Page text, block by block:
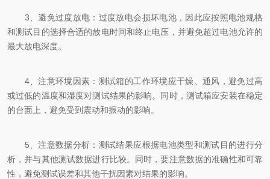
3、避免过度放电：过度放电会损坏电池，因此应按照电池规格
和测试目的选择合适的放电时间和终止电压，并避免超过电池允许的
最大放电深度。
4、注意环境因素：测试箱的工作环境应干燥、通风，避免过高
或过低的温度和湿度对测试结果的影响。同时，测试箱应安装在稳定
的台面上，避免受到震动和振动的影响。
5、注意数据分析：测试结果应根据电池类型和测试目的进行分
析，并与其他测试数据进行比较。同时，要注意数据的准确性和可靠
性，避免测试误差和其他干扰因素对结果的影响。